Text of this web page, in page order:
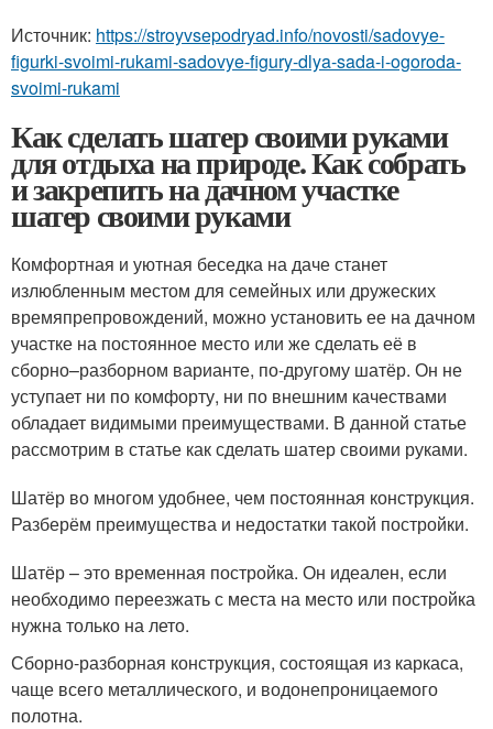
Источник: https://stroyvsepodryad.info/novosti/sadovye-
figurki-svoimi-rukami-sadovye-figury-dlya-sada-i-ogoroda-
svoimi-rukami
Как сделать шатер своими руками
для отдыха на природе. Как собрать
и закрепить на дачном участке
шатер своими руками
Комфортная и уютная беседка на даче станет
излюбленным местом для семейных или дружеских
времяпрепровождений, можно установить ее на дачном
участке на постоянное место или же сделать её в
сборно–разборном варианте, по-другому шатёр. Он не
уступает ни по комфорту, ни по внешним качествами
обладает видимыми преимуществами. В данной статье
рассмотрим в статье как сделать шатер своими руками.
Шатёр во многом удобнее, чем постоянная конструкция.
Разберём преимущества и недостатки такой постройки.
Шатёр – это временная постройка. Он идеален, если
необходимо переезжать с места на место или постройка
нужна только на лето.
Сборно-разборная конструкция, состоящая из каркаса,
чаще всего металлического, и водонепроницаемого
полотна.